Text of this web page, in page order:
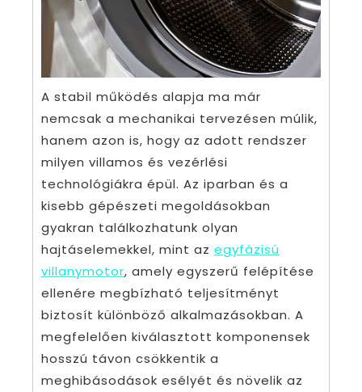
A stabil működés alapja ma már
nemcsak a mechanikai tervezésen múlik,
hanem azon is, hogy az adott rendszer
milyen villamos és vezérlési
technológiákra épül. Az iparban és a
kisebb gépészeti megoldásokban
gyakran találkozhatunk olyan
hajtáselemekkel, mint az egyfázisú
villanymotor, amely egyszerű felépítése
ellenére megbízható teljesítményt
biztosít különböző alkalmazásokban. A
megfelelően kiválasztott komponensek
hosszú távon csökkentik a
meghibásodások esélyét és növelik az